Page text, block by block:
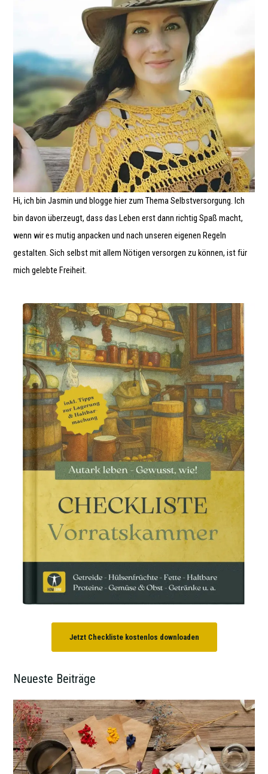
Hi, ich bin Jasmin und blogge hier zum Thema Selbstversorgung. Ich
bin davon überzeugt, dass das Leben erst dann richtig Spaß macht,
wenn wir es mutig anpacken und nach unseren eigenen Regeln
gestalten. Sich selbst mit allem Nötigen versorgen zu können, ist für
mich gelebte Freiheit.
Jetzt Checkliste kostenlos downloaden
Neueste Beiträge